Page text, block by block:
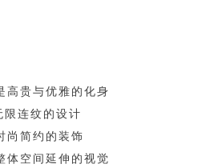
高 贵与优雅 的 化身
限 连纹 的 设计
尚 简约 的 装 饰
体 空 间 延 伸 的 视觉